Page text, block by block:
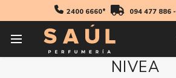
2400 6660* 094 477 886-
NIVEA